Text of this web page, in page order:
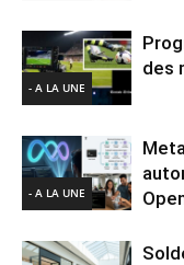
- A LA UNE
des
- A LA UNE